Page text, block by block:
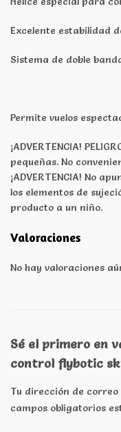
Excelente estabilidad
Sistema de doble
Permite vuelos
¡ADVERTENCIA!
pequeñas. No
¡ADVERTENCIA! No
los elementos de
producto a un niño.
Valoraciones
No hay valoraciones
Sé el primero en
control flybotic
Tu dirección de
campos obligatorios